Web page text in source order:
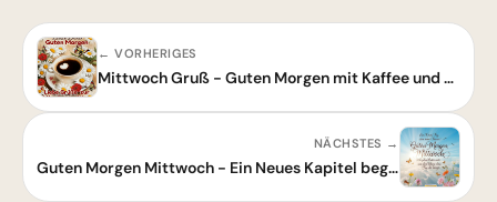
← VORHERIGES
Mittwoch Gruß - Guten Morgen mit Kaffee und Blumen
NÄCHSTES →
Guten Morgen Mittwoch - Ein Neues Kapitel beginnt!